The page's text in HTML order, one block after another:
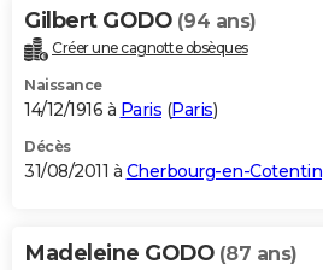
Gilbert GODO (94 ans)
Créer une cagnotte obsèques
Naissance
14/12/1916 à Paris (Paris)
Décès
31/08/2011 à Cherbourg-en-Cotentin
Madeleine GODO (87 ans)